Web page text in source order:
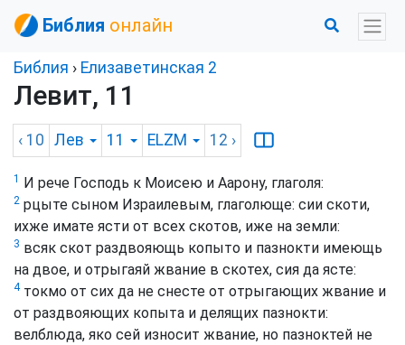
Библия онлайн
Библия › Елизаветинская 2
Левит, 11
‹ 10 Лев 11 ELZM 12 ›
1 И рече Господь к Моисею и Аарону, глаголя:
2 рцыте сыном Израилевым, глаголюще: сии скоти,
ихже имате ясти от всех скотов, иже на земли:
3 всяк скот раздвояющь копыто и пазнокти имеющь
на двое, и отрыгаяй жвание в скотех, сия да ясте:
4токмо от сих да не снесте от отрыгающих жвание и
от раздвояющих копыта и делящих пазнокти:
велблюда, яко сей износит жвание, но пазноктей не